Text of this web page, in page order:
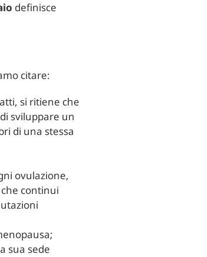
definisce
citare:
si ritiene che
sviluppare un
di una stessa
ovulazione,
continui
sua sede